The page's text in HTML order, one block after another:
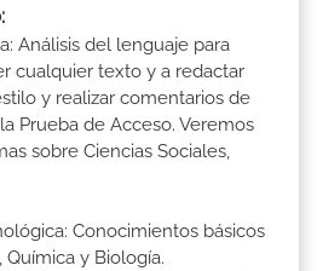
Análisis del lenguaje para
cualquier texto y a redactar
y realizar comentarios de
Prueba de Acceso. Veremos
sobre Ciencias Sociales,
Conocimientos básicos
Química y Biología.